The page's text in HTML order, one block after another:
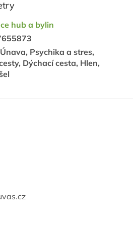
hub a bylin
Psychika a stres,
Dýchací cesta, Hlen,